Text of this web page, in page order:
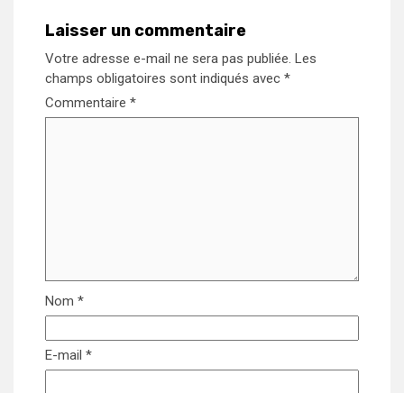
Laisser un commentaire
Votre adresse e-mail ne sera pas publiée. Les
champs obligatoires sont indiqués avec *
Commentaire *
Nom *
E-mail *